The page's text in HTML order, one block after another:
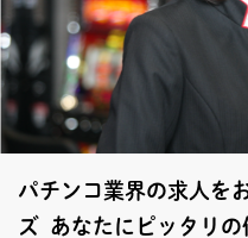
パチンコ業界の求人を
ズ あなたにピッタリ